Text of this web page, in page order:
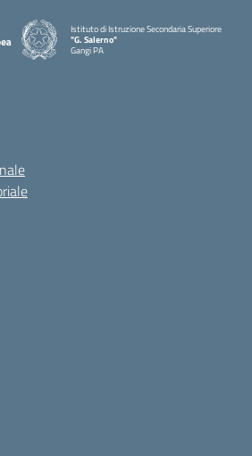
Istituto di Istruzione Secondaria Superiore
"G. Salerno"
Gangi PA
— Visita la pagina iniziale della scuola